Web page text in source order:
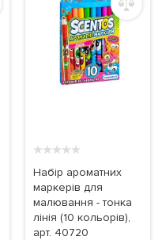
★★★★★
Набір ароматних
маркерів для
малювання - тонка
лінія (10 кольорів),
арт. 40720